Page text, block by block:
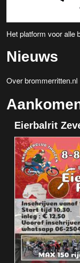
Het platform voor alle
Nieuws
Over brommerritten.nl
Eierbalrit